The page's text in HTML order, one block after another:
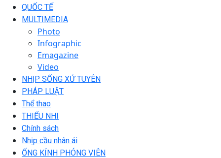
QUỐC TẾ
MULTIMEDIA
Photo
Infographic
Emagazine
Video
NHỊP SỐNG XỨ TUYÊN
PHÁP LUẬT
Thể thao
THIẾU NHI
Chính sách
Nhịp cầu nhân ái
ỐNG KÍNH PHÓNG VIÊN